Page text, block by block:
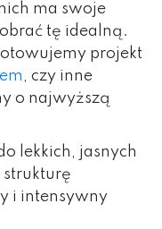
ma swoje
tę idealną.
projekt
, czy inne
o najwyższą
lekkich, jasnych
i intensywny